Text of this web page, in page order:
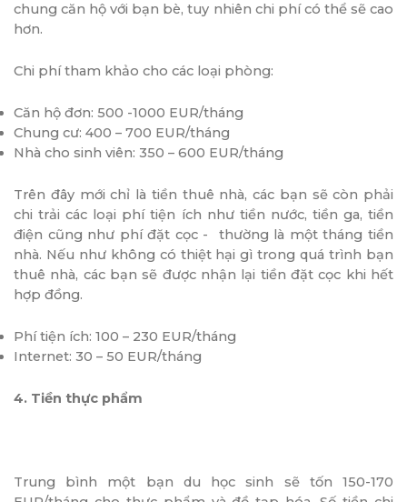
chung căn hộ với bạn bè, tuy nhiên chi phí có thể sẽ cao
hơn.
Chi phí tham khảo cho các loại phòng:
Căn hộ đơn: 500 -1000 EUR/tháng
Chung cư: 400 – 700 EUR/tháng
Nhà cho sinh viên: 350 – 600 EUR/tháng
Trên đây mới chỉ là tiền thuê nhà, các bạn sẽ còn phải
chi trải các loại phí tiện ích như tiền nước, tiền ga, tiền
điện cũng như phí đặt cọc - thường là một tháng tiền
nhà. Nếu như không có thiệt hại gì trong quá trình bạn
thuê nhà, các bạn sẽ được nhận lại tiền đặt cọc khi hết
hợp đồng.
Phí tiện ích: 100 – 230 EUR/tháng
Internet: 30 – 50 EUR/tháng
4. Tiền thực phẩm
Trung bình một bạn du học sinh sẽ tốn 150-170